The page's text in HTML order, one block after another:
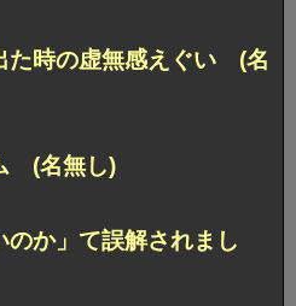
た時の虚無感えぐい (名
(名無し)
のか」て誤解されまし